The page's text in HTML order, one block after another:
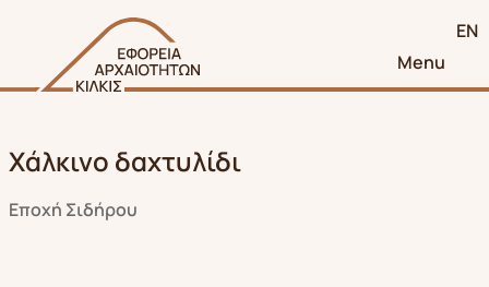
EN
Menu
Χάλκινο δαχτυλίδι
Εποχή Σιδήρου